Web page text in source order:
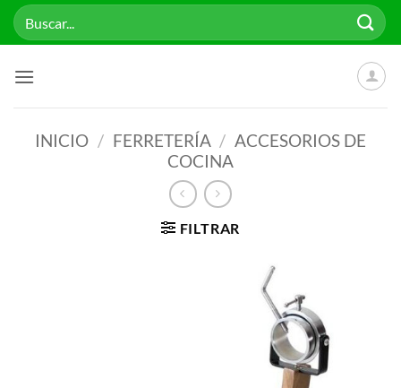
Saltar
Buscar
por:
INICIO / FERRETERÍA / ACCESORIOS DE
COCINA
FILTRAR